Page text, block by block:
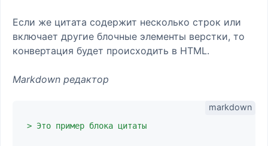
Если же цитата содержит несколько строк или
включает другие блочные элементы верстки, то
конвертация будет происходить в HTML.
Markdown редактор
> Это пример блока цитаты